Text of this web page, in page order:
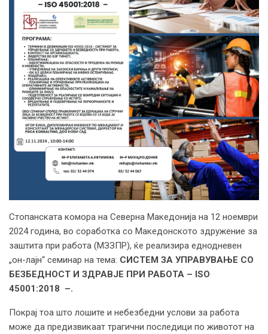
Стопанската комора на Северна Македонија на 12 ноември
2024 година, во соработка со Македонското здружение за
заштита при работа (МЗЗПР), ќе реализира еднодневен
„он-лајн“ семинар на тема: СИСТЕМ ЗА УПРАВУВАЊЕ СО
БЕЗБЕДНОСТ И ЗДРАВЈЕ ПРИ РАБОТА – ISO
45001:2018 –.
Покрај тоа што лошите и небезбедни услови за работа
може да предизвикаат трагични последици по животот на